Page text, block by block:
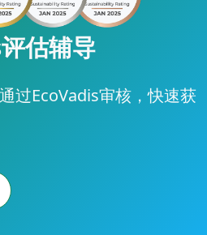
估辅导
过EcoVadis审核，快速获